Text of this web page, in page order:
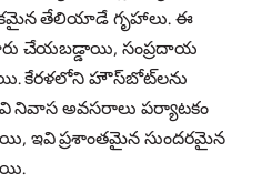
తేలియాడే గృహాలు. ఈ
చేయబడ్డాయి, సంప్రదాయ
కేరళలోని హౌస్‌బోట్‌లను
ఇవి నివాస అవసరాలు పర్యాటకం
ఇవి ప్రశాంతమైన సుందరమైన